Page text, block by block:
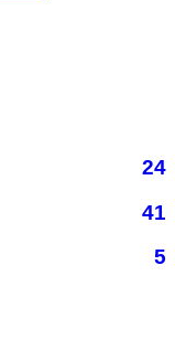
24
41
5